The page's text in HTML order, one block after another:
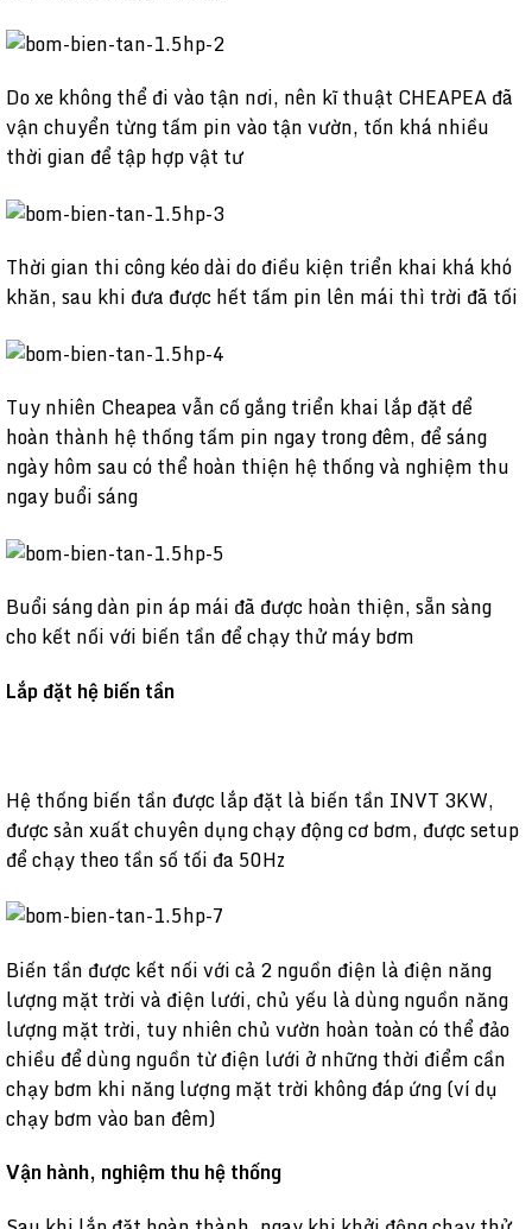
Do xe không thể đi vào tận nơi, nên kĩ thuật CHEAPEA đã
vận chuyển từng tấm pin vào tận vườn, tốn khá nhiều
thời gian để tập hợp vật tư
Thời gian thi công kéo dài do điều kiện triển khai khá khó
khăn, sau khi đưa được hết tấm pin lên mái thì trời đã tối
Tuy nhiên Cheapea vẫn cố gắng triển khai lắp đặt để
hoàn thành hệ thống tấm pin ngay trong đêm, để sáng
ngày hôm sau có thể hoàn thiện hệ thống và nghiệm thu
ngay buổi sáng
Buổi sáng dàn pin áp mái đã được hoàn thiện, sẵn sàng
cho kết nối với biến tần để chạy thử máy bơm
Lắp đặt hệbiến tần
Hệ thống biến tần được lắp đặt là biến tần INVT 3KW,
được sản xuất chuyên dụng chạy động cơ bơm, được setup
để chạy theo tần số tối đa 50Hz
Biến tần được kết nối với cả 2 nguồn điện là điện năng
lượng mặt trời và điện lưới, chủ yếu là dùng nguồn năng
lượng mặt trời, tuy nhiên chủ vườn hoàn toàn có thể đảo
chiều để dùng nguồn từ điện lưới ở những thời điểm cần
chạy bơm khi năng lượng mặt trời không đáp ứng (ví dụ
chạy bơm vào ban đêm)
Vận hành, nghiệm thu hệ thống